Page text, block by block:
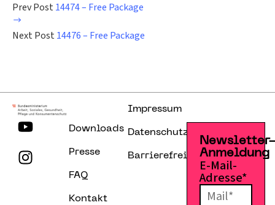
Prev Post 14474 – Free Package
Next Post 14476 – Free Package
Downloads
Presse
FAQ
Kontakt
Impressum
Datenschutzerklärung
Barrierefreiheitserklärung
Anmeldung
E-Mail-
Adresse*